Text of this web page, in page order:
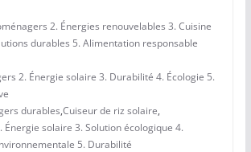
2. Énergies renouvelables 3. Cuisine
durables 5. Alimentation responsable
2. Énergie solaire 3. Durabilité 4. Écologie 5.
durables,Cuiseur de riz solaire,
Énergie solaire 3. Solution écologique 4.
5. Durabilité